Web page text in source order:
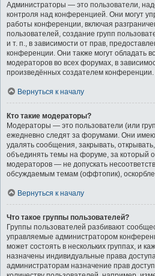
Администраторы — это пользователи,
контроля над конференцией. Они могут
работы конференции, включая
пользователей, создание групп
и т. п., в зависимости от прав,
конференции. Они также могут обладать
модераторов во всех форумах, в
произведённых создателем конференции.
Вернуться к началу
Кто такие модераторы?
Модераторы — это пользователи (или
ежедневно следят за форумами. Они
удалять сообщения, закрывать,
объединять темы на форуме, за который
модераторов — не допускать
обсуждаемым темам (оффтопик),
Вернуться к началу
Что такое группы пользователей?
Группы пользователей разбивают
управляемые администратором
может состоять в нескольких группах, и
назначены индивидуальные права
администраторам назначение прав